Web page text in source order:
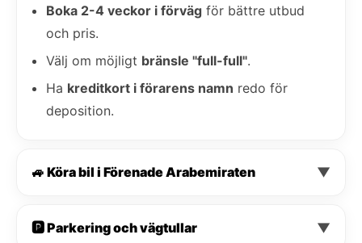
Boka 2-4 veckor i förväg för bättre utbud
och pris.
Välj om möjligt bränsle "full-full".
Ha kreditkort i förarens namn redo för
deposition.
🚙 Köra bil i Förenade Arabemiraten ▼
🅿️ Parkering och vägtullar ▼